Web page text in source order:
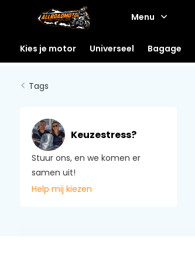
Menu
Kies je motor Universeel Bagage
Tags
Keuzestress?
Stuur ons, en we komen er
samen uit!
Help mij kiezen